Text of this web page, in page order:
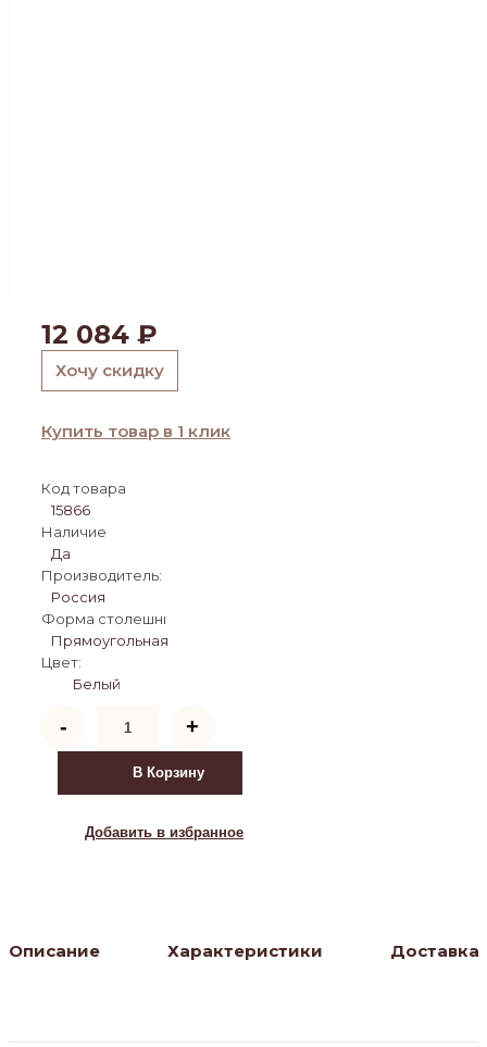
12 084 ₽
Хочу скидку
Купить товар в 1 клик
Код товара
15866
Наличие
Да
Производитель:
Россия
Форма столешницы:
Прямоугольная
Цвет:
Белый
-
товара
Бриз
раздвижной
стеклом
+
В Корзину
Добавить в избранное
Описание Характеристики Доставка